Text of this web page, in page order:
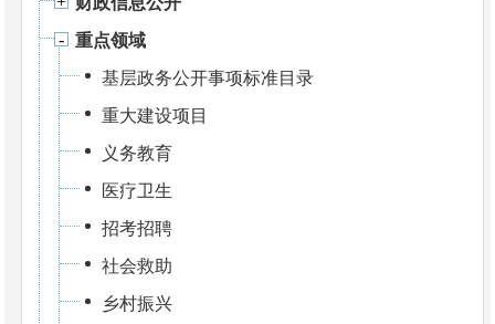
重点领域
基层政务公开事项标准目录
重大建设项目
义务教育
医疗卫生
招考招聘
社会救助
乡村振兴